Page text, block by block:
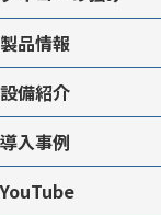
製品情報
設備紹介
導入事例
YouTube